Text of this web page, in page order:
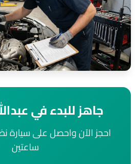
جاهز للبدء في
احجز الآن واحصل على
ساعتين